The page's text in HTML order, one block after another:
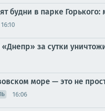
будни в парке
16:10
за сутки
море — это не
16:06